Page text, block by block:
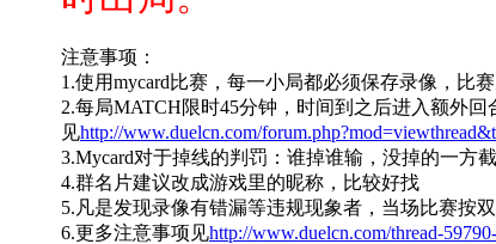
注意事项：
1.使用mycard比赛，每一小局都必须保存录像，比
2.每局MATCH限时45分钟，时间到之后进入额外
见http://www.duelcn.com/
3.Mycard对于掉线的判罚：谁掉谁输，没掉的一方
4.群名片建议改成游戏里的昵称，比较好找
5.凡是发现录像有错漏等违规现象者，当场比赛按
6.更多注意事项见http://www.duelcn.com/thread-